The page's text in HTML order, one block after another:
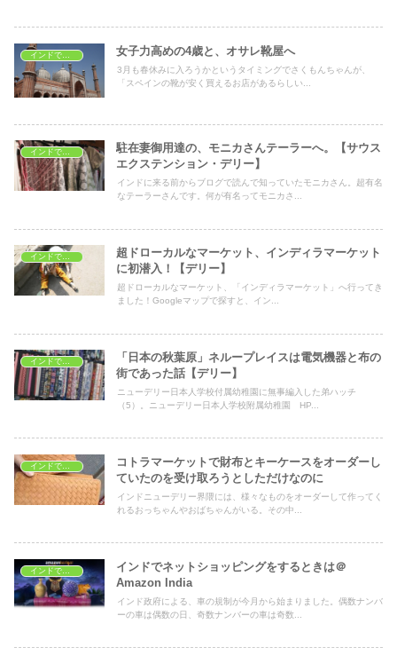
インドでショッピング 女子力高めの4歳と、オサレ靴屋へ
3月も春休みに入ろうかというタイミングでさくもんちゃんが、
「スペインの靴が安く買えるお店があるらしい...
インドでショッピング
駐在妻御用達の、モニカさんテーラーへ。【サウス
エクステンション・デリー】
インドに来る前からブログで読んで知っていたモニカさん。超有名
なテーラーさんです。何が有名ってモニカさ...
インドでショッピング
超ドローカルなマーケット、インディラマーケット
に初潜入！【デリー】
超ドローカルなマーケット、「インディラマーケット」へ行ってき
ました！Googleマップで探すと、イン...
インドでショッピング
「日本の秋葉原」ネループレイスは電気機器と布の
街であった話【デリー】
ニューデリー日本人学校付属幼稚園に無事編入した弟ハッチ
（5）。ニューデリー日本人学校附属幼稚園 HP...
インドでショッピング
コトラマーケットで財布とキーケースをオーダーし
ていたのを受け取ろうとしただけなのに
インドニューデリー界隈には、様々なものをオーダーして作ってく
れるおっちゃんやおばちゃんがいる。その中...
インドでショッピング
インドでネットショッピングをするときは＠
Amazon India
インド政府による、車の規制が今月から始まりました。偶数ナンバ
ーの車は偶数の日、奇数ナンバーの車は奇数...